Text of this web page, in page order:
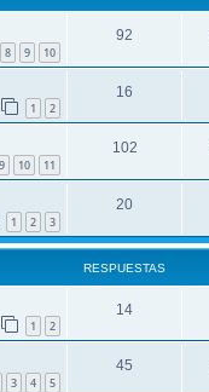
8 9 10
92
1 2
16
9 10 11
102
1 2 3
20
RESPUESTAS
1 2
14
3 4 5
45